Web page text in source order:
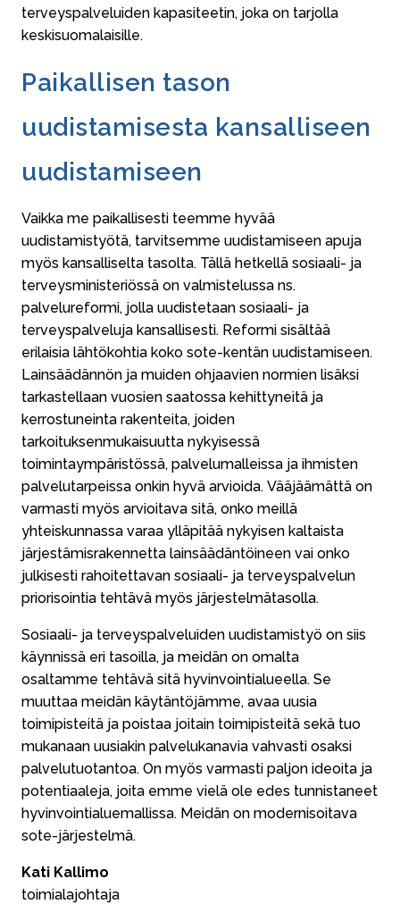
terveyspalveluiden kapasiteetin, joka on tarjolla
keskisuomalaisille.
Paikallisen tason
uudistamisesta kansalliseen
uudistamiseen
Vaikka me paikallisesti teemme hyvää
uudistamistyötä, tarvitsemme uudistamiseen apuja
myös kansalliselta tasolta. Tällä hetkellä sosiaali- ja
terveysministeriössä on valmistelussa ns.
palvelureformi, jolla uudistetaan sosiaali- ja
terveyspalveluja kansallisesti. Reformi sisältää
erilaisia lähtökohtia koko sote-kentän uudistamiseen.
Lainsäädännön ja muiden ohjaavien normien lisäksi
tarkastellaan vuosien saatossa kehittyneitä ja
kerrostuneinta rakenteita, joiden
tarkoituksenmukaisuutta nykyisessä
toimintaympäristössä, palvelumalleissa ja ihmisten
palvelutarpeissa onkin hyvä arvioida. Vääjäämättä on
varmasti myös arvioitava sitä, onko meillä
yhteiskunnassa varaa ylläpitää nykyisen kaltaista
järjestämisrakennetta lainsäädäntöineen vai onko
julkisesti rahoitettavan sosiaali- ja terveyspalvelun
priorisointia tehtävä myös järjestelmätasolla.
Sosiaali- ja terveyspalveluiden uudistamistyö on siis
käynnissä eri tasoilla, ja meidän on omalta
osaltamme tehtävä sitä hyvinvointialueella. Se
muuttaa meidän käytäntöjämme, avaa uusia
toimipisteitä ja poistaa joitain toimipisteitä sekä tuo
mukanaan uusiakin palvelukanavia vahvasti osaksi
palvelutuotantoa. On myös varmasti paljon ideoita ja
potentiaaleja, joita emme vielä ole edes tunnistaneet
hyvinvointialuemallissa. Meidän on modernisoitava
sote-järjestelmä.
Kati Kallimo
toimialajohtaja